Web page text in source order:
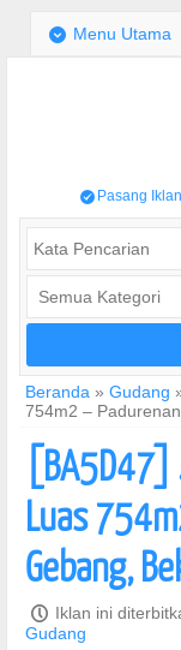
; Menu Utama
/ Pasang
Beranda » Gudang
754m2 –
Luas
Gebang,
P Iklan ini
Gudang